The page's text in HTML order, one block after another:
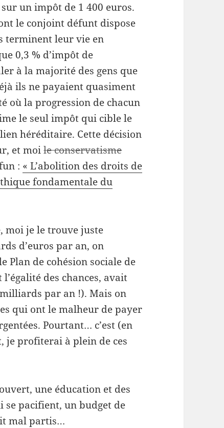
un impôt de 1 400 euros.
le conjoint défunt dispose
terminent leur vie en
0,3 % d’impôt de
à la majorité des gens que
ils ne payaient quasiment
où la progression de chacun
le seul impôt qui cible le
héréditaire. Cette décision
et moile conservatisme
: « L’abolition des droits de
fondamentale du
moi je le trouve juste
d’euros par an, on
Plan de cohésion sociale de
des chances, avait
par an !). Mais on
qui ont le malheur de payer
Pourtant… c’est (en
je profiterai à plein de ces
une éducation et des
pacifient, un budget de
mal partis…